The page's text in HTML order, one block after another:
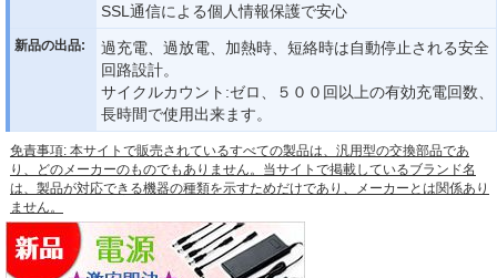
SSL通信による個人情報保護で安心
新品の出品:
過充電、過放電、加熱時、短絡時は自動停止される安全
回路設計。
サイクルカウント:ゼロ、５００回以上の有効充電回数、
長時間で使用出来ます。
免責事項: 本サイトで販売されているすべての製品は、汎用型の交換部品であ
り、どのメーカーのものでもありません。当サイトで掲載しているブランド名
は、製品が対応できる機器の種類を示すためだけであり、メーカーとは関係あり
ません。